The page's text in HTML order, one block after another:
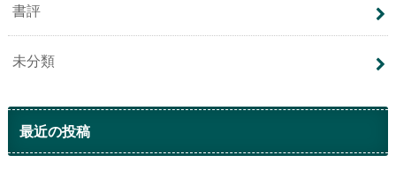
書評
未分類
最近の投稿